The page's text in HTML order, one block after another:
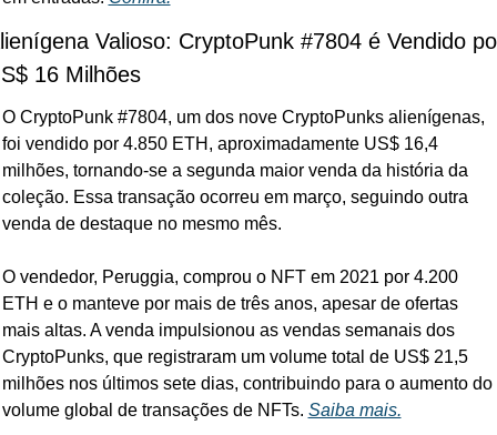
Valioso: CryptoPunk #7804 é Vendido
16 Milhões
O CryptoPunk #7804, um dos nove CryptoPunks alienígenas,
foi vendido por 4.850 ETH, aproximadamente US$ 16,4
milhões, tornando-se a segunda maior venda da história da
coleção. Essa transação ocorreu em março, seguindo outra
venda de destaque no mesmo mês.
O vendedor, Peruggia, comprou o NFT em 2021 por 4.200
ETH e o manteve por mais de três anos, apesar de ofertas
mais altas. A venda impulsionou as vendas semanais dos
CryptoPunks, que registraram um volume total de US$ 21,5
milhões nos últimos sete dias, contribuindo para o aumento do
volume global de transações de NFTs. Saiba mais.